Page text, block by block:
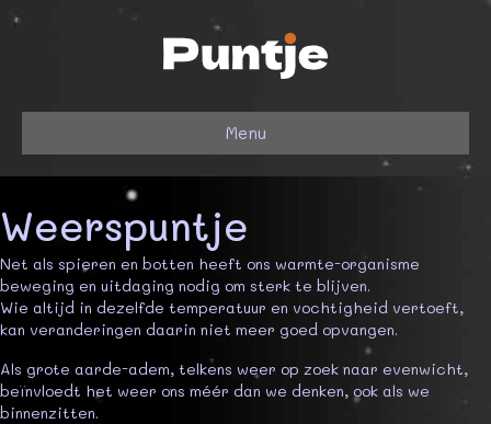
Menu
Weerspuntje
Net als spieren en botten heeft ons warmte-organisme
beweging en uitdaging nodig om sterk te blijven.
Wie altijd in dezelfde temperatuur en vochtigheid vertoeft,
kan veranderingen daarin niet meer goed opvangen.
Als grote aarde-adem, telkens weer op zoek naar evenwicht,
beïnvloedt het weer ons méér dan we denken, ook als we
binnenzitten.